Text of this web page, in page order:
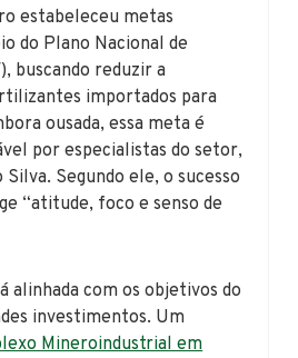
estabeleceu metas
do Plano Nacional de
buscando reduzir a
importados para
ousada, essa meta é
por especialistas do setor,
Segundo ele, o sucesso
“atitude, foco e senso de
alinhada com os objetivos do
investimentos. Um
Mineroindustrial em